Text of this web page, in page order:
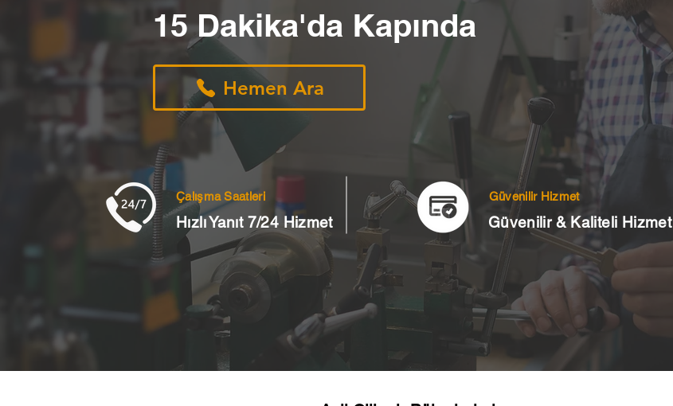
15 Dakika'da Kapında
Hemen Ara
Çalışma Saatleri
Hızlı Yanıt 7/24 Hizmet
Güvenilir Hizmet
Güvenilir & Kaliteli Hizmet